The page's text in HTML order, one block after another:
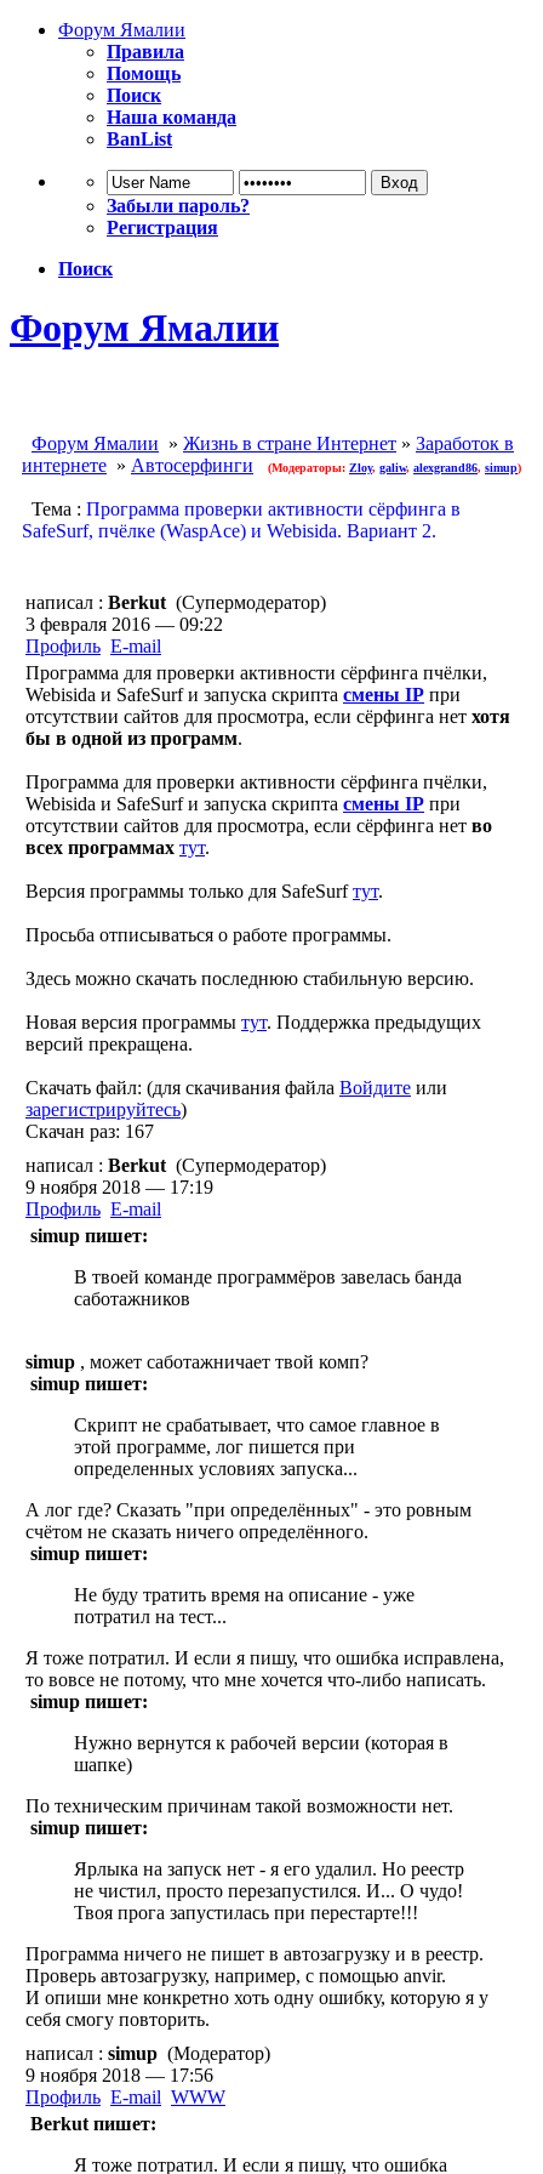
Форум Ямалии
Правила
Помощь
Поиск
Наша команда
BanList
Забыли пароль?
Регистрация
Поиск
Форум Ямалии
Форум Ямалии » Жизнь в стране Интернет » Заработок в
интернете » Автосерфинги (Модераторы: Zloy, galiw, alexgrand86, simup)
Тема : Программа проверки активности сёрфинга в
SafeSurf, пчёлке (WaspAce) и Webisida. Вариант 2.
написал : Berkut (Супермодератор)
3 февраля 2016 — 09:22
Профиль E-mail
Программа для проверки активности сёрфинга пчёлки,
Webisida и SafeSurf и запуска скрипта смены IP при
отсутствии сайтов для просмотра, если сёрфинга нет хотя
бы в одной из программ.
Программа для проверки активности сёрфинга пчёлки,
Webisida и SafeSurf и запуска скрипта смены IP при
отсутствии сайтов для просмотра, если сёрфинга нет во
всех программах тут.
Версия программы только для SafeSurfтут.
Просьба отписываться о работе программы.
Здесь можно скачать последнюю стабильную версию.
Новая версия программы тут. Поддержка предыдущих
версий прекращена.
Скачать файл: (для скачивания файла Войдите или
зарегистрируйтесь)
Скачан раз: 167
написал : Berkut (Супермодератор)
9 ноября 2018 — 17:19
Профиль E-mail
simup пишет:
В твоей команде программёров завелась банда
саботажников
simup , может саботажничает твой комп?
simup пишет:
Скрипт не срабатывает, что самое главное в
этой программе, лог пишется при
определенных условиях запуска...
А лог где? Сказать "при определённых" - это ровным
счётом не сказать ничего определённого.
simup пишет:
Не буду тратить время на описание - уже
потратил на тест...
Я тоже потратил. И если я пишу, что ошибка исправлена,
то вовсе не потому, что мне хочется что-либо написать.
simup пишет:
Нужно вернутся к рабочей версии (которая в
шапке)
По техническим причинам такой возможности нет.
simup пишет:
Ярлыка на запуск нет - я его удалил. Но реестр
не чистил, просто перезапустился. И... О чудо!
Твоя прога запустилась при перестарте!!!
Программа ничего не пишет в автозагрузку и в реестр.
Проверь автозагрузку, например, с помощью anvir.
И опиши мне конкретно хоть одну ошибку, которую я у
себя смогу повторить.
написал : simup (Модератор)
9 ноября 2018 — 17:56
Профиль E-mail WWW
Berkut пишет:
Я тоже потратил. И если я пишу, что ошибка